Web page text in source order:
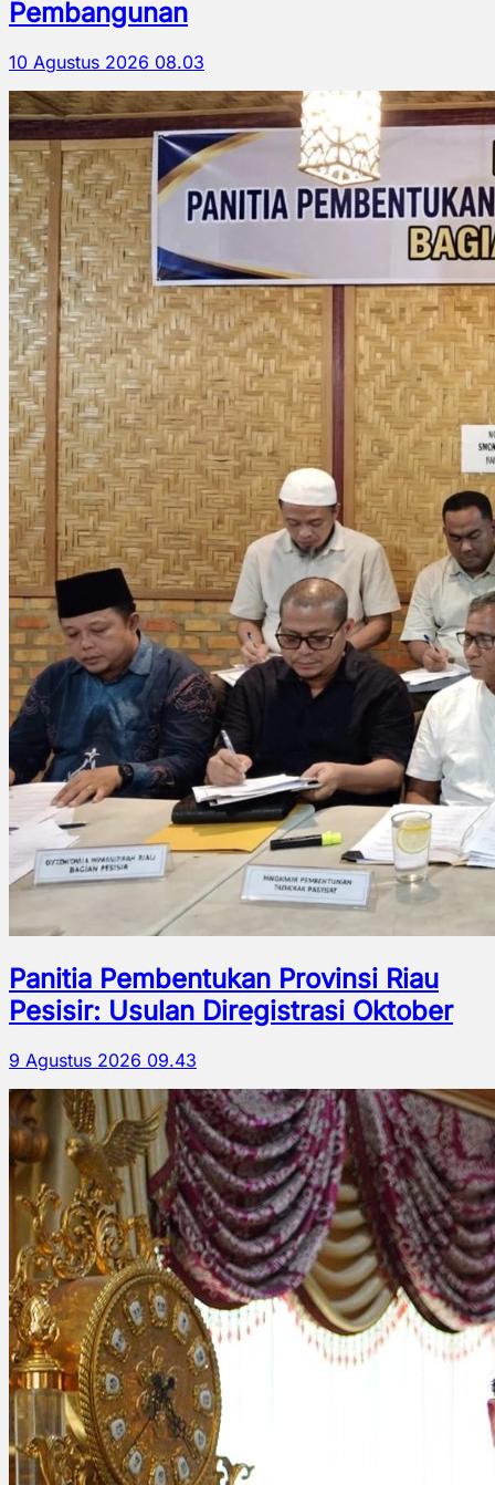
Pembangunan
10 Agustus 2026 08.03
Panitia Pembentukan Provinsi Riau
Pesisir: Usulan Diregistrasi Oktober
9 Agustus 2026 09.43